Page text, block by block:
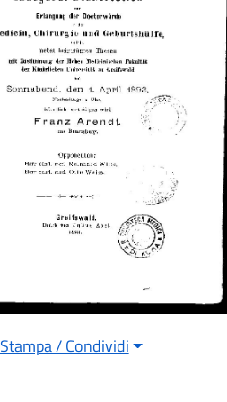
Stampa / Condividi